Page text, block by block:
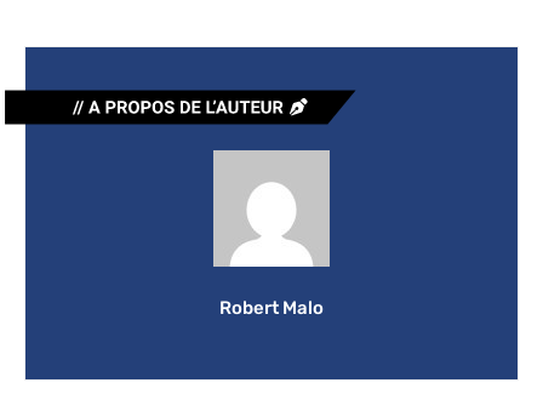
Robert Malo